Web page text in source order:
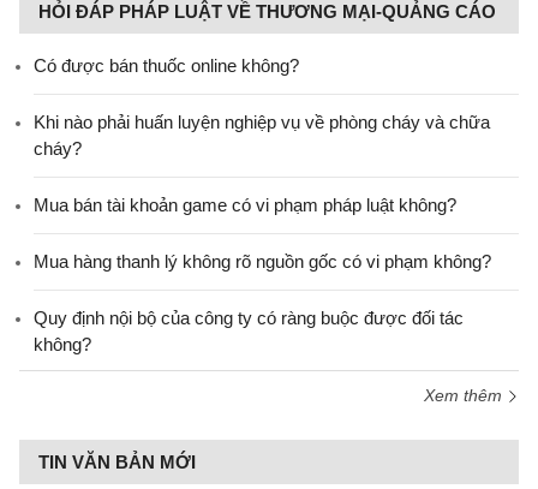
HỎI ĐÁP PHÁP LUẬT VỀ THƯƠNG MẠI-QUẢNG CÁO
Có được bán thuốc online không?
Khi nào phải huấn luyện nghiệp vụ về phòng cháy và chữa
cháy?
Mua bán tài khoản game có vi phạm pháp luật không?
Mua hàng thanh lý không rõ nguồn gốc có vi phạm không?
Quy định nội bộ của công ty có ràng buộc được đối tác
không?
Xem thêm
TIN VĂN BẢN MỚI